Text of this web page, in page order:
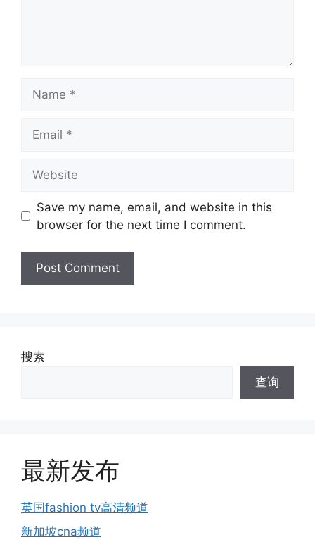
Save my name, email, and website in this
browser for the next time I comment.
搜索
查询
最新发布
英国fashion tv高清频道
新加坡cna频道